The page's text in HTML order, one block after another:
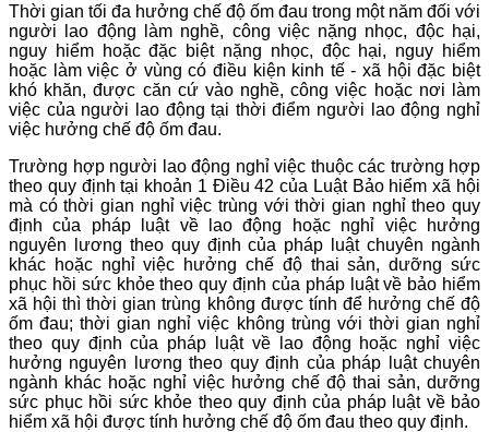
Thời gian tối đa hưởng chế độ ốm đau trong một năm đối với
người lao động làm nghề, công việc nặng nhọc, độc hại,
nguy hiểm hoặc đặc biệt nặng nhọc, độc hại, nguy hiểm
hoặc làm việc ở vùng có điều kiện kinh tế - xã hội đặc biệt
khó khăn, được căn cứ vào nghề, công việc hoặc nơi làm
việc của người lao động tại thời điểm người lao động nghỉ
việc hưởng chế độ ốm đau.
Trường hợp người lao động nghỉ việc thuộc các trường hợp
theo quy định tại khoản 1 Điều 42 của Luật Bảo hiểm xã hội
mà có thời gian nghỉ việc trùng với thời gian nghỉ theo quy
định của pháp luật về lao động hoặc nghỉ việc hưởng
nguyên lương theo quy định của pháp luật chuyên ngành
khác hoặc nghỉ việc hưởng chế độ thai sản, dưỡng sức
phục hồi sức khỏe theo quy định của pháp luật về bảo hiểm
xã hội thì thời gian trùng không được tính để hưởng chế độ
ốm đau; thời gian nghỉ việc không trùng với thời gian nghỉ
theo quy định của pháp luật về lao động hoặc nghỉ việc
hưởng nguyên lương theo quy định của pháp luật chuyên
ngành khác hoặc nghỉ việc hưởng chế độ thai sản, dưỡng
sức phục hồi sức khỏe theo quy định của pháp luật về bảo
hiểm xã hội được tính hưởng chế độ ốm đau theo quy định.